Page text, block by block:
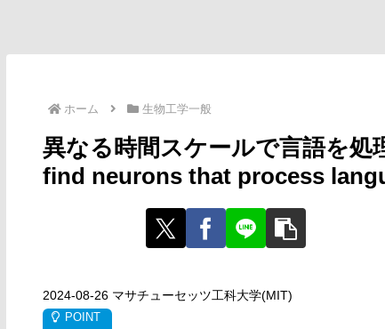
ホーム 生物工学一般
異なる時間スケールで言語を
find neurons that process
2024-08-26 マサチューセッツ工科大学(MIT)